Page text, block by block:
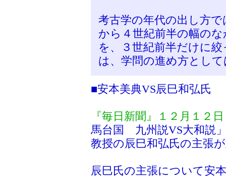
考古学の年代の出し方
から４世紀前半の幅の
を、３世紀前半だけに
は、学問の進め方とし
■安本美典VS辰巳和弘氏
『毎日新聞』１２月１２
馬台国 九州説VS大和説
教授の辰巳和弘氏の主張
辰巳氏の主張について安